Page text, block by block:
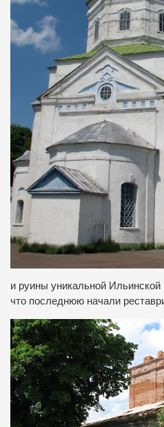
и руины уникальной
что последнюю начали